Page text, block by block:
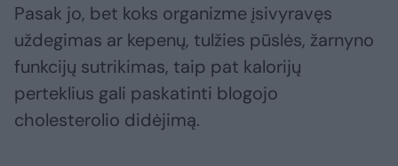
Pasak jo, bet koks organizme įsivyravęs
uždegimas ar kepenų, tulžies pūslės, žarnyno
funkcijų sutrikimas, taip pat kalorijų
perteklius gali paskatinti blogojo
cholesterolio didėjimą.